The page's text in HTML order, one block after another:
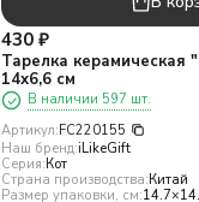
430 ₽
Тарелка керамическая
14х6,6 см
В наличии 597 шт.
Артикул:FC220155
Наш бренд:iLikeGift
Серия:Кот
Страна производства:Китай
Размер упаковки, см: